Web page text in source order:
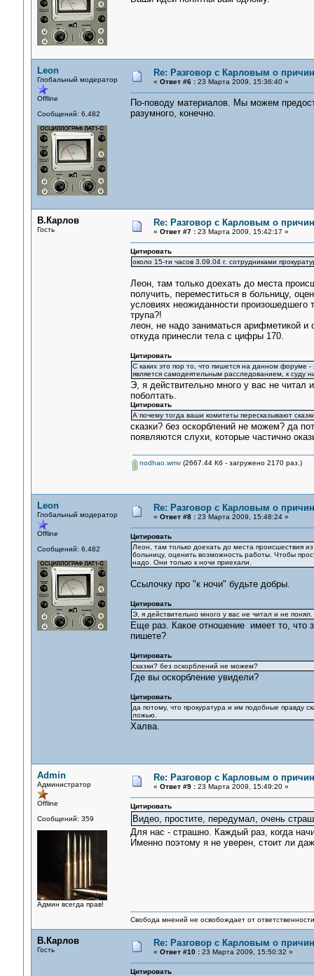
Leon
Глобальный модератор
Offline
Сообщений: 6,482
Re: Разговор с Карловым о
« Ответ #6 :23 Марта 2009, 15:36:40 »
По-поводу материалов. Мы можем
разумного, конечно.
В.Карлов
Гость
Re: Разговор с Карловым о
« Ответ #7 :23 Марта 2009, 15:42:17 »
Цитировать
около 15-ти часов 3.09.04 г. сотрудниками
Леон, там только доехать до места
получить, переместиться в больницу,
условиях неожиданности
трупа?!
леон, не надо заниматься арифметикой и
откуда принесли тела с цифры 170.
Цитировать
С каких это пор то, что пишется на данном форуме -
является самодеятельным расследованием, к суду
Э, я действительно много у вас не
поболтать.
Цитировать
А почему тогда ваши комитеты пересказывают
сказки? без оскорблений не можем? да
появляются слухи, которые частично
nodhao.wmv(2667.44 Кб - загружено 2170 раз.)
Leon
Глобальный модератор
Offline
Сообщений: 6,482
Re: Разговор с Карловым о
« Ответ #8 :23 Марта 2009, 15:48:24 »
Цитировать
Леон, там только доехать до места происшествия
больницу, оценить возможность работы. Чтобы
надо. Они только к ночи приехали.
Ссылочку про "к ночи" будьте добры.
Цитировать
Э, я действительно много у вас не читал и не
Еще раз. Какое отношение имеет то, что
пишете?
Цитировать
сказки? без оскорблений не можем?
Где вы оскорбление увидели?
Цитировать
да потому, что прокуратура и им подобные правду
ложью.
Халва.
Admin
Администратор
Offline
Сообщений: 359
Админ всегда прав!
Re: Разговор с Карловым о
« Ответ #9 :23 Марта 2009, 15:49:20 »
Цитировать
Видео, простите, передумал, очень
Для нас - страшно. Каждый раз, когда
Именно поэтому я не уверен, стоит ли
Свобода мнений не освобождает от
В.Карлов
Гость
Re: Разговор с Карловым о
« Ответ #10 :23 Марта 2009, 15:50:32 »
Цитировать